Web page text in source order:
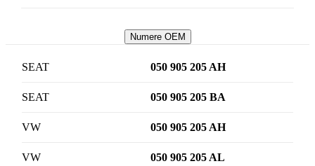
Numere OEM
SEAT 050 905 205 AH
SEAT 050 905 205 BA
VW 050 905 205 AH
VW 050 905 205 AL